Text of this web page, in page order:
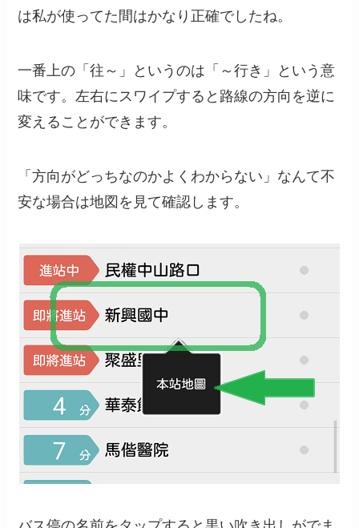
は私が使ってた間はかなり正確でしたね。
一番上の「往～」というのは「～行き」という意
味です。左右にスワイプすると路線の方向を逆に
変えることができます。
「方向がどっちなのかよくわからない」なんて不
安な場合は地図を見て確認します。